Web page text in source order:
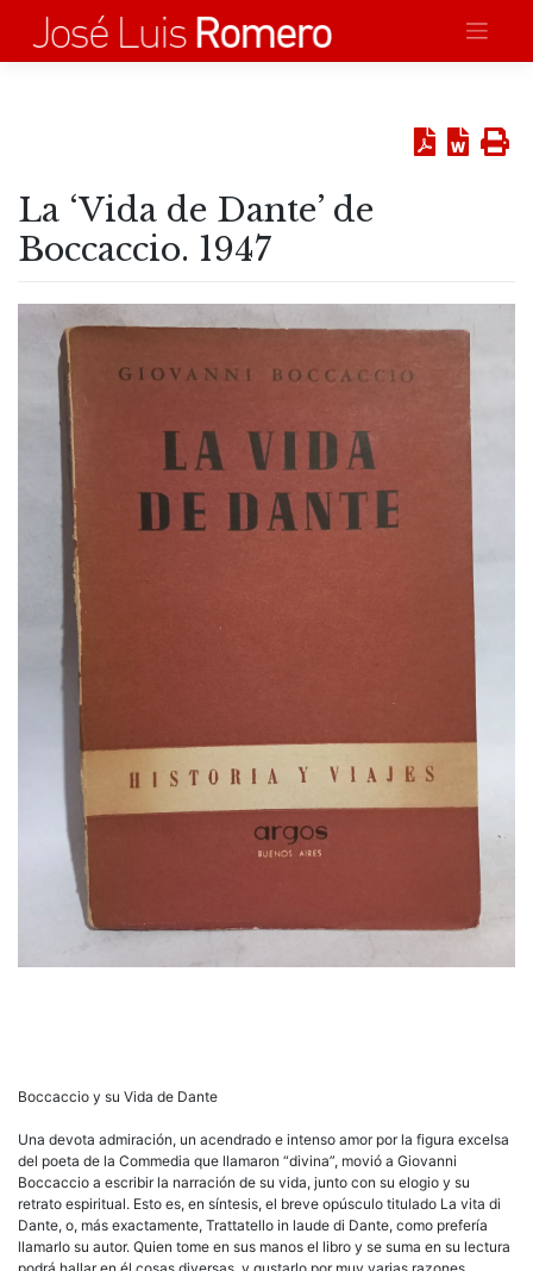
contenido
La ‘Vida de Dante’ de
Boccaccio. 1947
Boccaccio y su Vida de Dante
Una devota admiración, un acendrado e intenso amor por la figura excelsa
del poeta de la Commedia que llamaron “divina”, movió a Giovanni
Boccaccio a escribir la narración de su vida, junto con su elogio y su
retrato espiritual. Esto es, en síntesis, el breve opúsculo titulado La vita di
Dante, o, más exactamente, Trattatello in laude di Dante, como prefería
llamarlo su autor. Quien tome en sus manos el libro y se suma en su lectura